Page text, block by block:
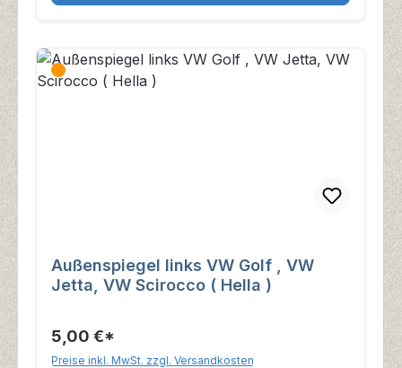
Außenspiegel links VW Golf , VW
Jetta, VW Scirocco ( Hella )
5,00 €*
Preise inkl. MwSt. zzgl. Versandkosten